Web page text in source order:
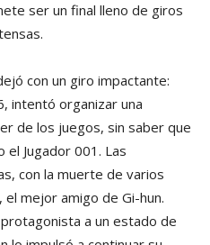
ser un final lleno de giros
con un giro impactante:
intentó organizar una
de los juegos, sin saber que
Jugador 001. Las
con la muerte de varios
el mejor amigo de Gi-hun.
a un estado de